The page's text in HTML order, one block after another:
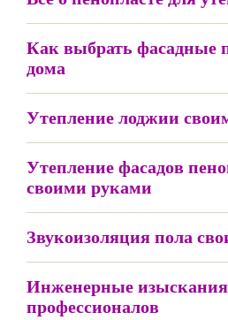
Как выбрать фасадные
дома
Утепление лоджии
Утепление фасадов
своими руками
Звукоизоляция пола
Инженерные
профессионалов